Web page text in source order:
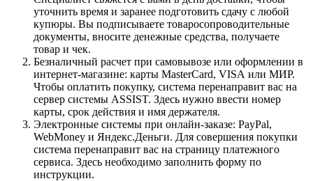
уточнить время и заранее подготовить сдачу с любой
купюры. Вы подписываете товаросопроводительные
документы, вносите денежные средства, получаете
товар и чек.
Безналичный расчет при самовывозе или оформлении в
интернет-магазине: карты MasterCard, VISA или МИР.
Чтобы оплатить покупку, система перенаправит вас на
сервер системы ASSIST. Здесь нужно ввести номер
карты, срок действия и имя держателя.
Электронные системы при онлайн-заказе: PayPal,
WebMoney и Яндекс.Деньги. Для совершения покупки
система перенаправит вас на страницу платежного
сервиса. Здесь необходимо заполнить форму по
инструкции.